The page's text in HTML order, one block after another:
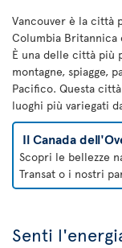
Vancouver è la città
Columbia Britannica
È una delle città più
montagne, spiagge,
Pacifico. Questa
luoghi più variegati
Il Canada
Scopri le bellezze
Transat o i nostri
Senti